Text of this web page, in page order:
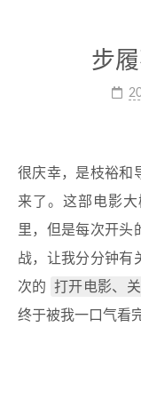
步
很庆幸，是枝裕和
来了。这部电影
里，但是每次开头
战，让我分分钟有
次的
打开电影、
终于被我一口气看